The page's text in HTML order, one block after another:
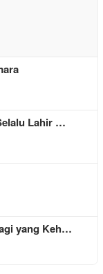
Lahir …
yang Keh…